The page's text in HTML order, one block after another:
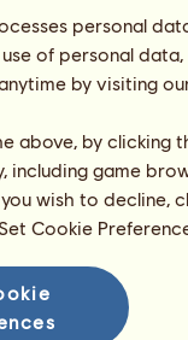
28.06.2026
personal
of personal data,
by visiting
above, by clicking
including game
wish to decline,
Cookie